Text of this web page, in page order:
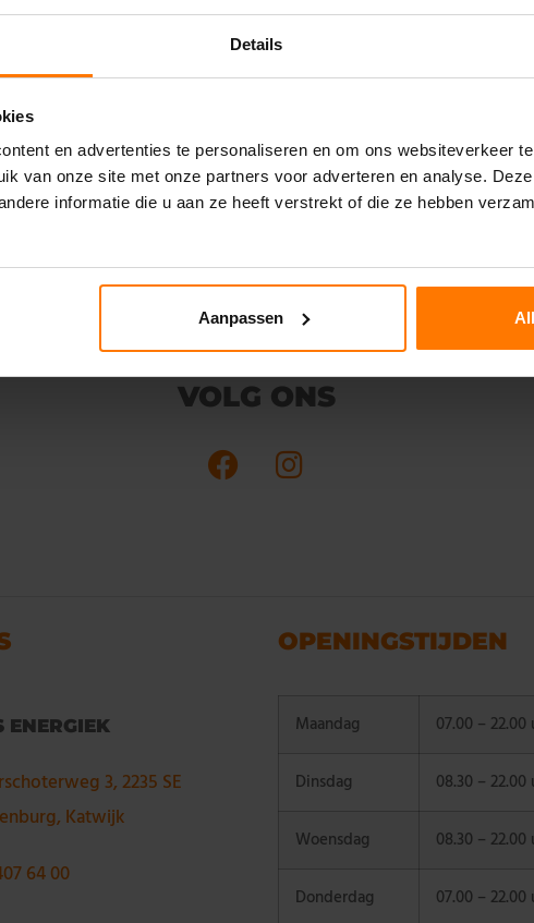
Details
en advertenties te personaliseren en om ons websiteverkeer
van onze site met onze partners voor adverteren en analyse.
informatie die u aan ze heeft verstrekt of die ze hebben
Aanpassen
VOLG ONS
ENERGIEK
3, 2235 SE
Katwijk
64 00
OPENINGSTIJDEN
Maandag 07.00 – 22.00
Dinsdag 08.30 – 22.00
Woensdag 08.30 – 22.00
Donderdag 07.00 – 22.00